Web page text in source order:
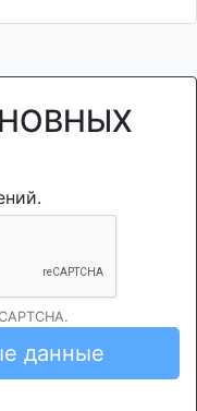
данные